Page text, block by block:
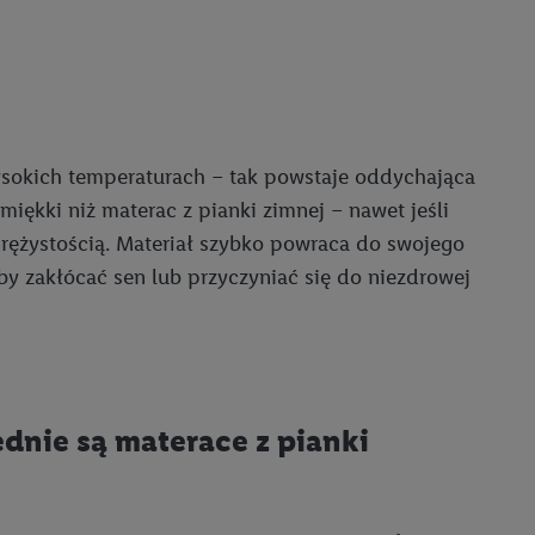
temperaturach – tak powstaje oddychająca
niż materac z pianki zimnej – nawet jeśli
Materiał szybko powraca do swojego
zakłócać sen lub przyczyniać się do niezdrowej
są materace z pianki
w formie słów
dostarczanie i
identyfikacja
za
cyfrowego i:
do nich.
reklam.